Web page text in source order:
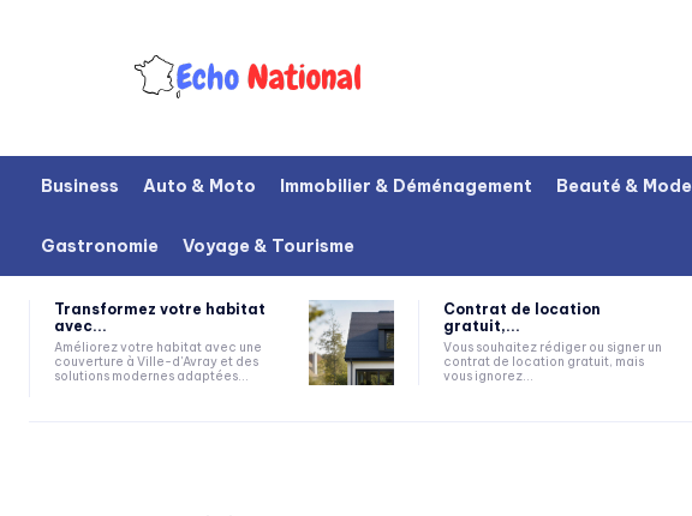
Business Auto & Moto Immobilier & Déménagement Beauté & Mode
Gastronomie Voyage & Tourisme
Transformez votre habitat
avec...
Améliorez votre habitat avec une
couverture à Ville-d'Avray et des
solutions modernes adaptées...
Contrat de location
gratuit,...
Vous souhaitez rédiger ou signer un
contrat de location gratuit, mais
vous ignorez...